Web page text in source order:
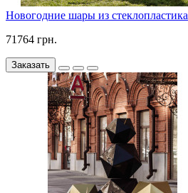
Новогодние шары из стеклопластика
71764 грн.
Заказать